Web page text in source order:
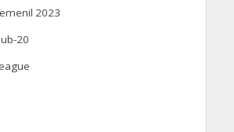
2023
20